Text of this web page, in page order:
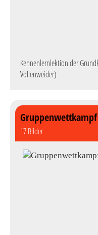
Kennenlernlektion der
Vollenweider)
Gruppenwettkampf
17 Bilder